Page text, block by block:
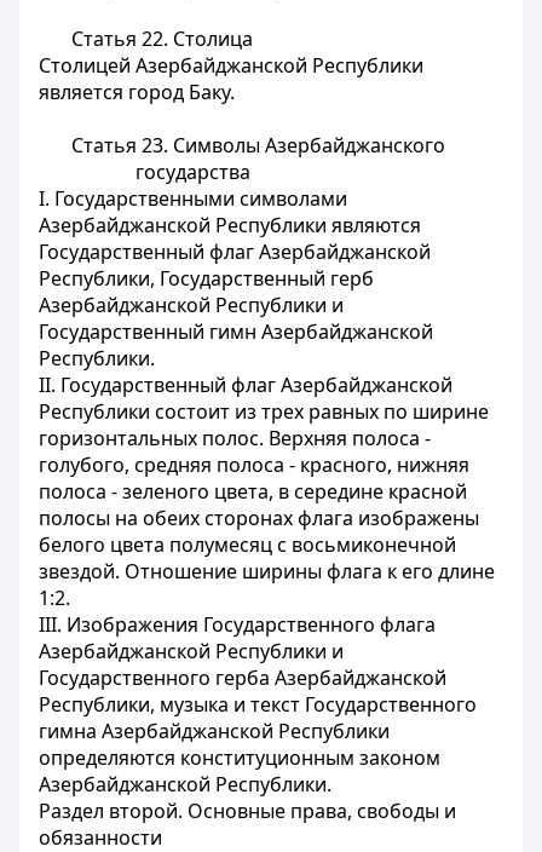
Статья 22. Столица
Столицей Азербайджанской Республики
является город Баку.
Статья 23. Символы Азербайджанского
государства
I. Государственными символами
Азербайджанской Республики являются
Государственный флаг Азербайджанской
Республики, Государственный герб
Азербайджанской Республики и
Государственный гимн Азербайджанской
Республики.
II. Государственный флаг Азербайджанской
Республики состоит из трех равных по ширине
горизонтальных полос. Верхняя полоса -
голубого, средняя полоса - красного, нижняя
полоса - зеленого цвета, в середине красной
полосы на обеих сторонах флага изображены
белого цвета полумесяц с восьмиконечной
звездой. Отношение ширины флага к его длине
1:2.
III. Изображения Государственного флага
Азербайджанской Республики и
Государственного герба Азербайджанской
Республики, музыка и текст Государственного
гимна Азербайджанской Республики
определяются конституционным законом
Азербайджанской Республики.
Раздел второй. Основные права, свободы и
обязанности